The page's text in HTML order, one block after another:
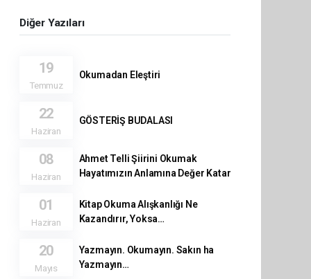
Diğer Yazıları
19
Temmuz
Okumadan Eleştiri
22
Haziran
GÖSTERİŞ BUDALASI
08
Haziran
Ahmet Telli Şiirini Okumak
Hayatımızın Anlamına Değer Katar
01
Haziran
Kitap Okuma Alışkanlığı Ne
Kazandırır, Yoksa…
20
Mayıs
Yazmayın. Okumayın. Sakın ha
Yazmayın…